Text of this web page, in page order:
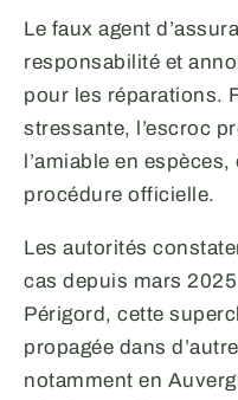
Le faux agent
responsabilité et
pour les réparations.
stressante, l’escroc
l’amiable en
procédure officielle.
Les autorités
cas depuis mars
Périgord, cette
propagée dans
notamment en